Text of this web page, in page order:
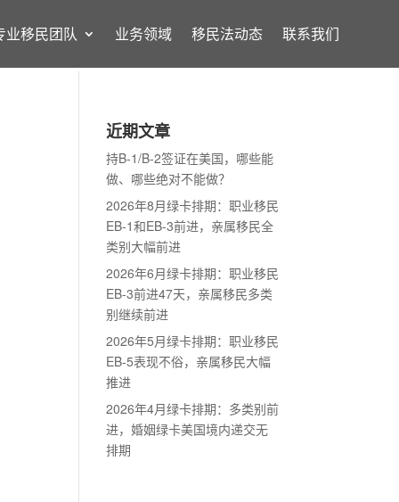
业移民团队 业务领域 移民法动态 联系我们
近期文章
持B-1/B-2签证在美国，哪些能
做、哪些绝对不能做？
2026年8月绿卡排期：职业移民
EB-1和EB-3前进，亲属移民全
类别大幅前进
2026年6月绿卡排期：职业移民
EB-3前进47天，亲属移民多类
别继续前进
2026年5月绿卡排期：职业移民
EB-5表现不俗，亲属移民大幅
推进
2026年4月绿卡排期：多类别前
进，婚姻绿卡美国境内递交无
排期